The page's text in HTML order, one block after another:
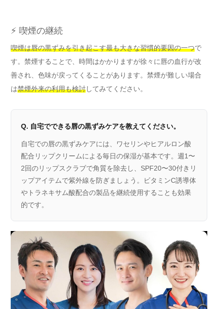
⚡ 喫煙の継続
喫煙は唇の黒ずみを引き起こす最も大きな習慣的要因の一つで
す。禁煙することで、時間はかかりますが徐々に唇の血行が改
善され、色味が戻ってくることがあります。禁煙が難しい場合
は禁煙外来の利用も検討してみてください。
Q. 自宅でできる唇の黒ずみケアを教えてください。
自宅での唇の黒ずみケアには、ワセリンやヒアルロン酸
配合リップクリームによる毎日の保湿が基本です。週1〜
2回のリップスクラブで角質を除去し、SPF20〜30付きリ
ップアイテムで紫外線を防ぎましょう。ビタミンC誘導体
やトラネキサム酸配合の製品を継続使用することも効果
的です。